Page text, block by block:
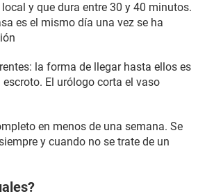
local y que dura entre 30 y 40 minutos.
es el mismo día una vez se ha
la forma de llegar hasta ellos es
El urólogo corta el vaso
en menos de una semana. Se
y cuando no se trate de un